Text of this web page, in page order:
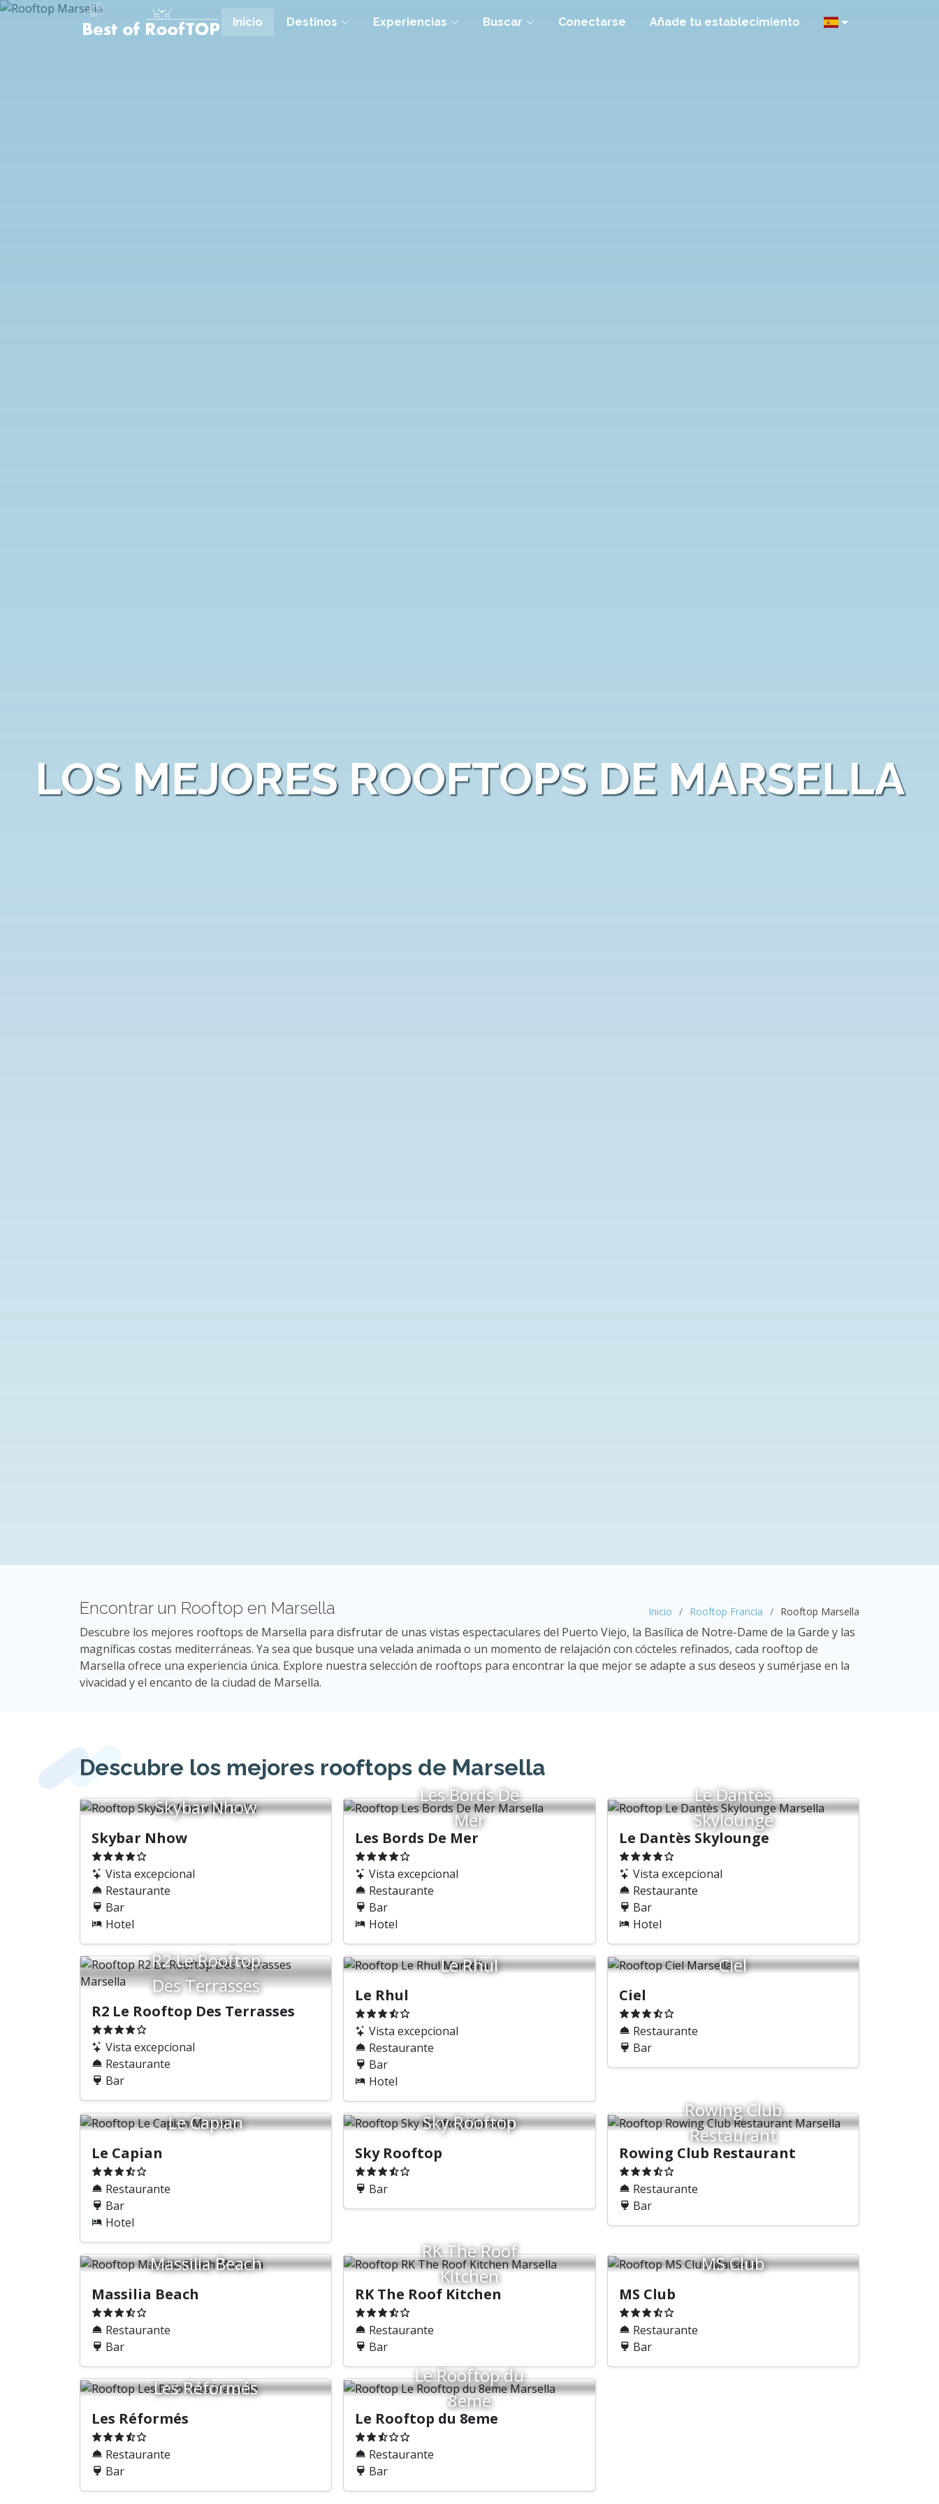
Inicio Destinos Experiencias Buscar Conectarse Añade tu establecimiento
LOS MEJORES ROOFTOPS DE MARSELLA
Encontrar un Rooftop en Marsella Inicio Rooftop Francia Rooftop Marsella
Descubre los mejores rooftops de Marsella para disfrutar de unas vistas espectaculares del Puerto Viejo, la Basílica de Notre-Dame de la Garde y las
magníficas costas mediterráneas. Ya sea que busque una velada animada o un momento de relajación con cócteles refinados, cada rooftop de
Marsella ofrece una experiencia única. Explore nuestra selección de rooftops para encontrar la que mejor se adapte a sus deseos y sumérjase en la
vivacidad y el encanto de la ciudad de Marsella.
Descubre los mejores rooftops de Marsella
Skybar Nhow
Skybar Nhow
Vista excepcional
Restaurante
Bar
Hotel
Les Bords De
Mer
Les Bords De Mer
Vista excepcional
Restaurante
Bar
Hotel
Le Dantès
Skylounge
Le Dantès Skylounge
Vista excepcional
Restaurante
Bar
Hotel
R2 Le Rooftop
Des Terrasses
R2 Le Rooftop Des Terrasses
Vista excepcional
Restaurante
Bar
Le Rhul
Le Rhul
Vista excepcional
Restaurante
Bar
Hotel
Ciel
Ciel
Restaurante
Bar
Le Capian
Le Capian
Restaurante
Bar
Hotel
Sky Rooftop
Sky Rooftop
Bar
Rowing Club
Restaurant
Rowing Club Restaurant
Restaurante
Bar
Massilia Beach
Massilia Beach
Restaurante
Bar
RK The Roof
Kitchen
RK The Roof Kitchen
Restaurante
Bar
MS Club
MS Club
Restaurante
Bar
Les Réformés
Les Réformés
Restaurante
Bar
Le Rooftop du
8eme
Le Rooftop du 8eme
Restaurante
Bar